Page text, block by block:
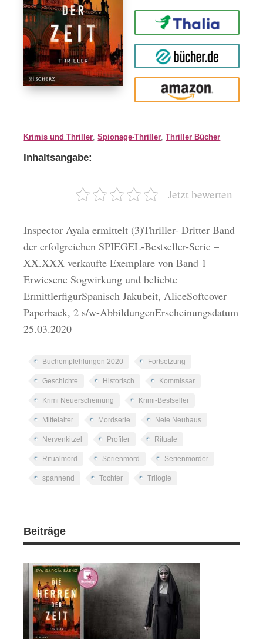
Thalia
buecher.de
Amazon
Krimis und Thriller ,Spionage-Thriller ,Thriller Bücher
Inhaltsangabe:
Jetzt bewerten
Inspector Ayala ermittelt (3)Thriller- Dritter Band
der erfolgreichen SPIEGEL-Bestseller-Serie –
XX.XXX verkaufte Exemplare von Band 1 –
Erwiesene Sogwirkung und beliebte
ErmittlerfigurSpanisch Jakubeit, AliceSoftcover –
Paperback, 2 s/w-AbbildungenErscheinungsdatum
25.03.2020
Buchempfehlungen 2020 Fortsetzung
Geschichte Historisch Kommissar
Krimi Neuerscheinung Krimi-Bestseller
Mittelalter Mordserie Nele Neuhaus
Nervenkitzel Profiler Rituale
Ritualmord Serienmord Serienmörder
spannend Tochter Trilogie
Beiträge